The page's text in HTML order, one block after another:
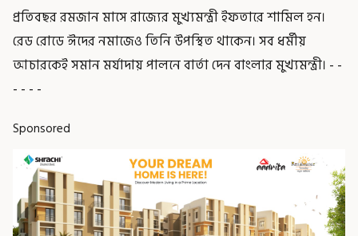
প্রতিবছর রমজান মাসে রাজ্যের মুখ্যমন্ত্রী ইফতারে শামিল হন।
রেড রোডে ঈদের নমাজেও তিনি উপস্থিত থাকেন। সব ধর্মীয়
আচারকেই সমান মর্যাদায় পালনে বার্তা দেন বাংলার মুখ্যমন্ত্রী। - -
- - - -
Sponsored